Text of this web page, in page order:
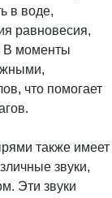
в воде,
равновесия,
В моменты
что помогает
также имеет
звуки,
Эти звуки